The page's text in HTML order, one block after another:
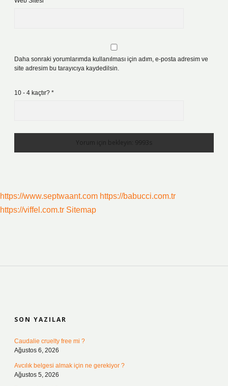
Daha sonraki yorumlarımda kullanılması için adım, e-posta adresim ve
site adresim bu tarayıcıya kaydedilsin.
10 - 4 kaçtır? *
https://www.septwaant.com https://babucci.com.tr
https://viffel.com.tr Sitemap
SON YAZILAR
Caudalie cruelty free mi ?
Ağustos 6, 2026
Avcılık belgesi almak için ne gerekiyor ?
Ağustos 5, 2026